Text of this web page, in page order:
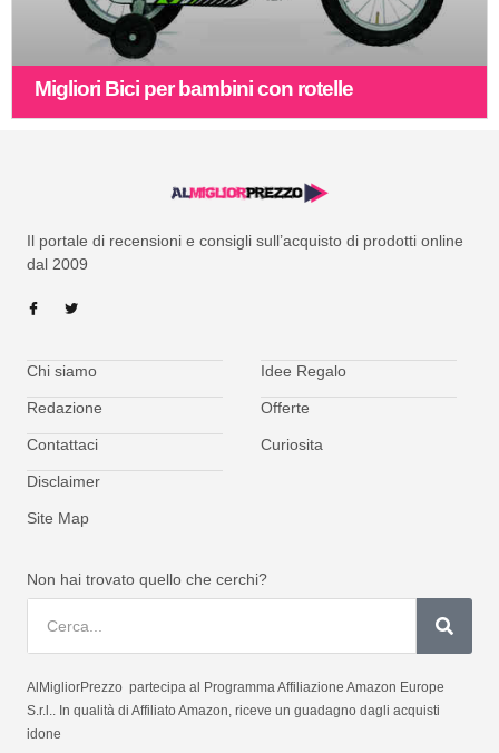
Migliori Bici per bambini con rotelle
Il portale di recensioni e consigli sull’acquisto di prodotti online
dal 2009
Chi siamo
Redazione
Contattaci
Disclaimer
Site Map
Idee Regalo
Offerte
Curiosita
Non hai trovato quello che cerchi?
AlMigliorPrezzo partecipa al Programma Affiliazione Amazon Europe
S.r.l.. In qualità di Affiliato Amazon, riceve un guadagno dagli acquisti
idone